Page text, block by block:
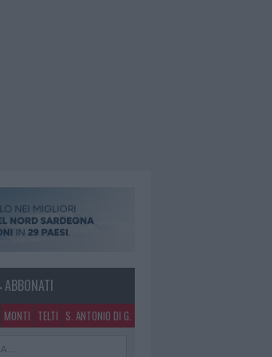
ABBONATI
MONTI TELTI S. ANTONIO DI G.